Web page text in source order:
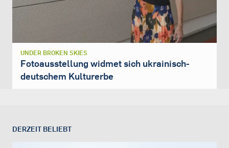
UNDER BROKEN SKIES
Fotoausstellung widmet sich ukrainisch-
deutschem Kulturerbe
DERZEIT BELIEBT